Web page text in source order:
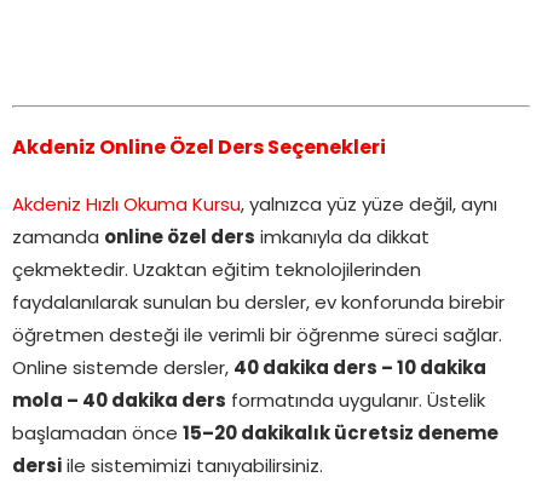
Akdeniz Online Özel Ders Seçenekleri
Akdeniz Hızlı Okuma Kursu, yalnızca yüz yüze değil, aynı
zamanda online özel ders imkanıyla da dikkat
çekmektedir. Uzaktan eğitim teknolojilerinden
faydalanılarak sunulan bu dersler, ev konforunda birebir
öğretmen desteği ile verimli bir öğrenme süreci sağlar.
Online sistemde dersler, 40 dakika ders – 10 dakika
mola – 40 dakika ders formatında uygulanır. Üstelik
başlamadan önce
15–20 dakikalık ücretsiz deneme
dersi ile sistemimizi tanıyabilirsiniz.